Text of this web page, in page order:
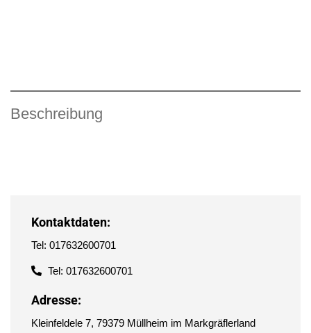
Beschreibung
Kontaktdaten:
Tel: 017632600701
Tel: 017632600701
Adresse:
Kleinfeldele 7, 79379 Müllheim im Markgräflerland